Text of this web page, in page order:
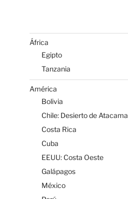
África
Egipto
Tanzania
América
Bolivia
Chile: Desierto de Atacama
Costa Rica
Cuba
EEUU: Costa Oeste
Galápagos
México